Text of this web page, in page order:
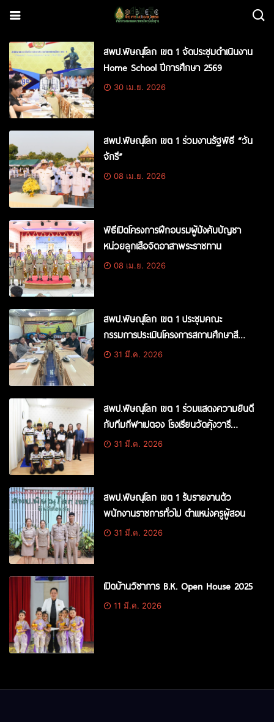
สพป.พิษณุโลก เขต 1 จัดประชุมดำเนินงาน
Home School ปีการศึกษา 2569
30 เม.ย. 2026
สพป.พิษณุโลก เขต 1 ร่วมงานรัฐพิธี “วัน
จักรี”
08 เม.ย. 2026
พิธีเปิดโครงการฝึกอบรมผู้บังคับบัญชา
หน่วยลูกเสือจิตอาสาพระราชทาน
08 เม.ย. 2026
สพป.พิษณุโลก เขต 1 ประชุมคณะ
กรรมการประเมินโครงการสถานศึกษาสี
ขาวฯ ปีการศึกษา 2568 ครั้งที่ 1/2569
31 มี.ค. 2026
สพป.พิษณุโลก เขต 1 ร่วมแสดงความยินดี
กับทีมกีฬาเปตอง โรงเรียนวัดคุ้งวารี
(อำพันอุปถัมภ์)
31 มี.ค. 2026
สพป.พิษณุโลก เขต 1 รับรายงานตัว
พนักงานราชการทั่วไป ตำแหน่งครูผู้สอน
31 มี.ค. 2026
เปิดบ้านวิชาการ B.K. Open House 2025
11 มี.ค. 2026